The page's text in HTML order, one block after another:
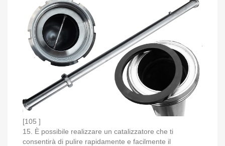
[105 ]
15. È possibile realizzare un catalizzatore che ti
consentirà di pulire rapidamente e facilmente il